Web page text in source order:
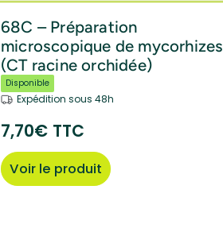
68C – Préparation
microscopique de mycorhizes
(CT racine orchidée)
Disponible
Expédition sous 48h
7,70€ TTC
Voir le produit